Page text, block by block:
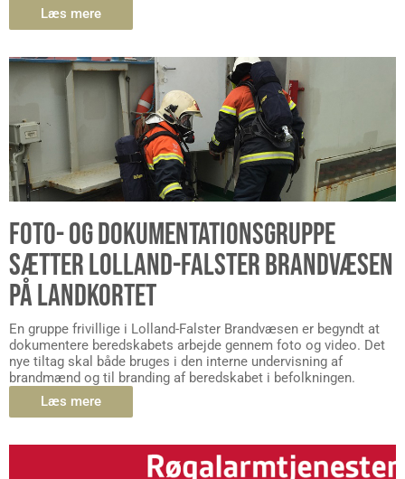
Læs mere
FOTO- OG DOKUMENTATIONSGRUPPE
SÆTTER LOLLAND-FALSTER BRANDVÆSEN
PÅ LANDKORTET
En gruppe frivillige i Lolland-Falster Brandvæsen er begyndt at
dokumentere beredskabets arbejde gennem foto og video. Det
nye tiltag skal både bruges i den interne undervisning af
brandmænd og til branding af beredskabet i befolkningen.
Læs mere